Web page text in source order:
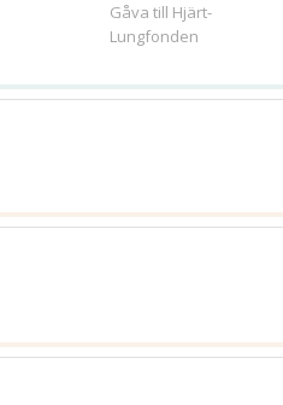
Gåva till Hjärt-
Lungfonden